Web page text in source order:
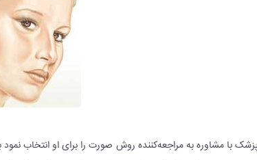
پزشک با مشاوره به مراجعه‌کننده روش صورت را برای او